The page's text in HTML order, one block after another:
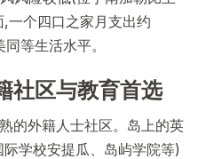
一个四口之家月支出约
等生活水平。
社区与教育首选
的外籍人士社区。岛上的英
学校安提瓜、岛屿学院等)